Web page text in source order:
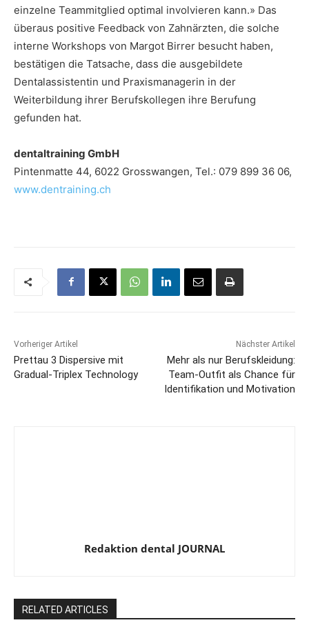
einzelne Teammitglied optimal involvieren kann.» Das
überaus positive Feedback von Zahnärzten, die solche
interne Workshops von Margot Birrer besucht haben,
bestätigen die Tatsache, dass die ausgebildete
Dentalassistentin und Praxismanagerin in der
Weiterbildung ihrer Berufskollegen ihre Berufung
gefunden hat.
dentaltraining GmbH
Pintenmatte 44, 6022 Grosswangen, Tel.: 079 899 36 06,
www.dentraining.ch
Vorheriger Artikel
Prettau 3 Dispersive mit
Gradual-Triplex Technology
Nächster Artikel
Mehr als nur Berufskleidung:
Team-Outfit als Chance für
Identifikation und Motivation
Redaktion dental JOURNAL
RELATED ARTICLES